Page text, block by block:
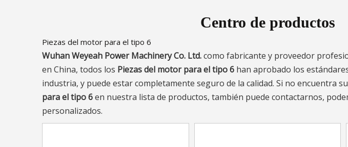
Centro de productos
Piezas del motor para el tipo 6
Wuhan Weyeah Power Machinery Co. Ltd.como fabricante y proveedor
en China, todos los Piezas del motor para el tipo 6 han aprobado los
industria, y puede estar completamente seguro de la calidad. Si no encuentra
para el tipo 6en nuestra lista de productos, también puede contactarnos,
personalizados.